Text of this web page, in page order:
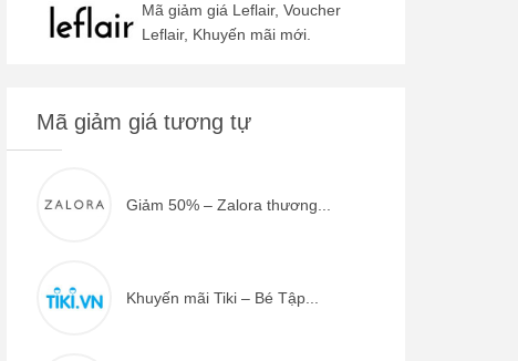
Mã giảm giá Leflair, Voucher
Leflair, Khuyến mãi mới.
Mã giảm giá tương tự
Giảm 50% – Zalora thương...
Khuyến mãi Tiki – Bé Tập...